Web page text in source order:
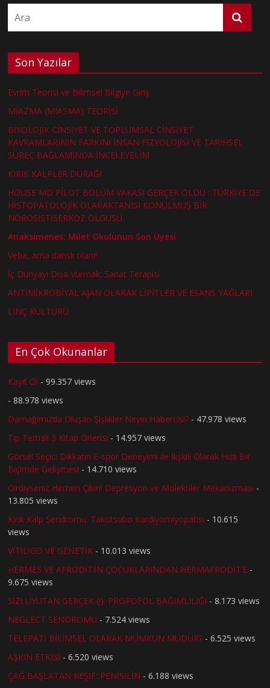
Son Yazılar
Evrim Teorisi ve Bilimsel Bilgiye Giriş
MİAZMA (MIASMA) TEORİSİ
BİYOLOJİK CİNSİYET VE TOPLUMSAL CİNSİYET
KAVRAMLARININ FARKINI İNSAN FİZYOLOJİSİ VE TARİHSEL
SÜREÇ BAĞLAMINDA İNCELEYELİM
KIRIK KALPLER DURAĞI
HOUSE MD PİLOT BÖLÜM VAKASI GERÇEK OLDU : TÜRKİYE´DE
HİSTOPATOLOJİK OLARAKTANISI KONULMUŞ BİR
NÖROSİSTİSERKOZ OLGUSU
Anaksimenes: Milet Okulunun Son Üyesi
Veba, ama danslı olanı!
İç Dünyayı Dışa Vurmak: Sanat Terapisi
ANTİMİKROBİYAL AJAN OLARAK LİPİTLER VE ESANS YAĞLARI
LİNÇ KÜLTÜRÜ
En Çok Okunanlar
Kayıt Ol - 99.357 views
- 88.978 views
Damağımızda Oluşan Şişlikler Neyin Habercisi? - 47.978 views
Tıp Temalı 3 Kitap Önerisi - 14.957 views
Görsel Seçici Dikkatin E-spor Deneyimi ile İlişkili Olarak Hızlı Bir
Biçimde Gelişmesi - 14.710 views
Girdiyseniz Hemen Çıkın! Depresyon ve Moleküler Mekanizması -
13.805 views
Kırık Kalp Sendromu: Takotsubo Kardiyomiyopatisi - 10.615
views
VİTİLİGO VE GENETİK - 10.013 views
HERMES VE AFRODİT’İN ÇOCUKLARINDAN HERMAFRODİT’E -
9.675 views
SİZİ UYUTAN GERÇEK (!): PROPOFOL BAĞIMLILIĞI - 8.173 views
NEGLECT SENDROMU - 7.524 views
TELEPATİ BİLİMSEL OLARAK MÜMKÜN MÜDÜR? - 6.525 views
AŞKIN ETKİSİ - 6.520 views
ÇAĞ BAŞLATAN KEŞİF: PENİSİLİN - 6.188 views